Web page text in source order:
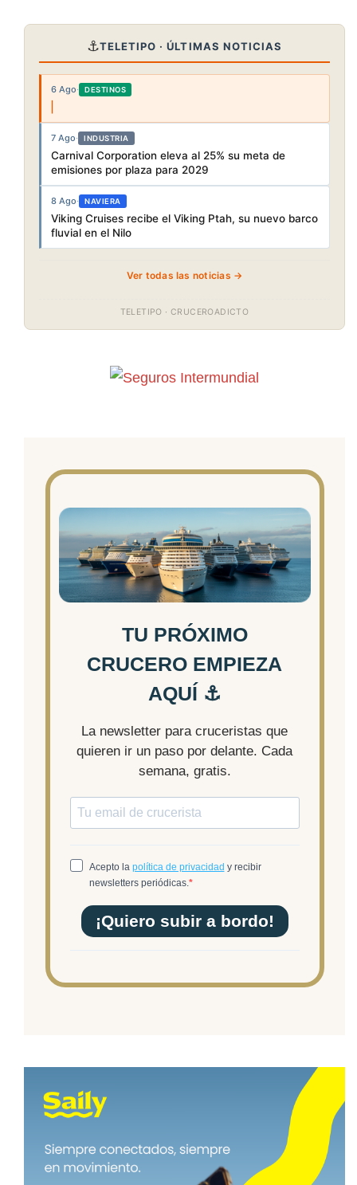
⚓TELETIPO · ÚLTIMAS NOTICIAS
6 Ago· DESTINOS
7 Ago· INDUSTRIA
Carnival Corporation eleva al 25% su meta de
emisiones por plaza para 2029
8 Ago· NAVIERA
Viking Cruises recibe el Viking Ptah, su nuevo barco
fluvial en el Nilo
Ver todas las noticias →
TELETIPO · CRUCEROADICTO